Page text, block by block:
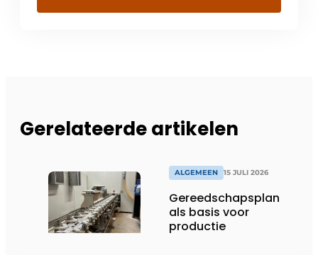
Gerelateerde artikelen
ALGEMEEN 15 JULI 2026
Gereedschapsplan
als basis voor
productie